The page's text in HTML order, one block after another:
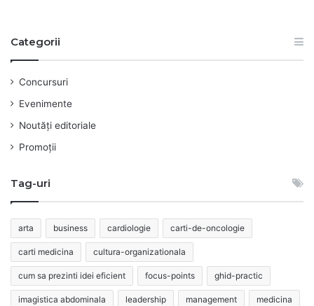
Categorii
Concursuri
Evenimente
Noutăți editoriale
Promoții
Tag-uri
arta business cardiologie carti-de-oncologie
carti medicina cultura-organizationala
cum sa prezinti idei eficient focus-points ghid-practic
imagistica abdominala leadership management medicina